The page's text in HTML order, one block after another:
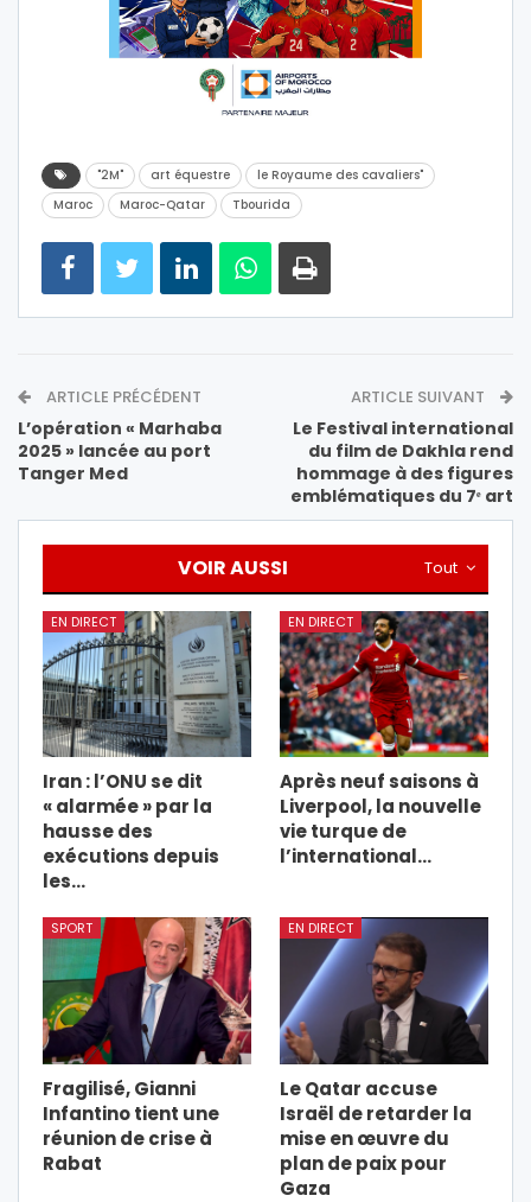
"2M" art équestre
le Royaume des cavaliers"
Maroc
Maroc-Qatar Tbourida
ARTICLE PRÉCÉDENT
L’opération « Marhaba
2025 » lancée au port
Tanger Med
ARTICLE SUIVANT
Le Festival international
du film de Dakhla rend
hommage à des figures
emblématiques du 7ᵉ art
Tout
VOIR AUSSI
EN DIRECT
Iran : l’ONU se dit
« alarmée » par la
hausse des
exécutions depuis
les…
EN DIRECT
Après neuf saisons à
Liverpool, la nouvelle
vie turque de
l’international…
SPORT
Fragilisé, Gianni
Infantino tient une
réunion de crise à
Rabat
EN DIRECT
Le Qatar accuse
Israël de retarder la
mise en œuvre du
plan de paix pour
Gaza